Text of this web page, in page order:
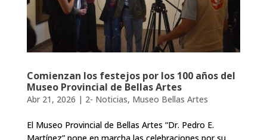
Comienzan los festejos por los 100 años del
Museo Provincial de Bellas Artes
Abr 21, 2026 | 2- Noticias, Museo Bellas Artes
El Museo Provincial de Bellas Artes “Dr. Pedro E.